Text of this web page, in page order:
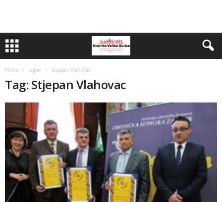
Home Tagovi Stjepan Vlahovac
Tag: Stjepan Vlahovac